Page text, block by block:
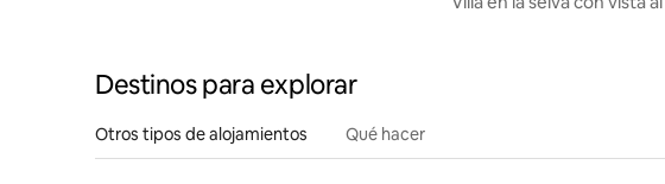
Destinos para explorar
Otros tipos de alojamientos Qué hacer